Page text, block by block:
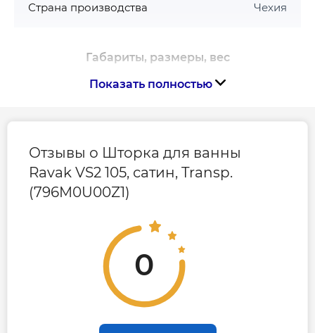
Страна производства Чехия
Габариты, размеры, вес
Показать полностью
Отзывы о Шторка для ванны
Ravak VS2 105, сатин, Transp.
(796M0U00Z1)
0